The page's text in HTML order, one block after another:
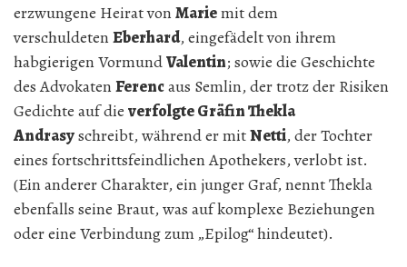
erzwungene Heirat vonMariemit dem
verschuldetenEberhard, eingefädelt von ihrem
habgierigen VormundValentin; sowie die Geschichte
des AdvokatenFerencaus Semlin, der trotz der Risiken
Gedichte auf die verfolgte Gräfin Thekla
Andrasyschreibt, während er mitNetti, der Tochter
eines fortschrittsfeindlichen Apothekers, verlobt ist.
(Ein anderer Charakter, ein junger Graf, nennt Thekla
ebenfalls seine Braut, was auf komplexe Beziehungen
oder eine Verbindung zum „Epilog“ hindeutet).